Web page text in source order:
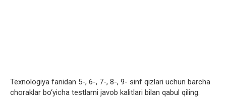
Texnologiya fanidan 5-, 6-, 7-, 8-, 9- sinf qizlari uchun barcha
choraklar bo‘yicha testlarni javob kalitlari bilan qabul qiling.